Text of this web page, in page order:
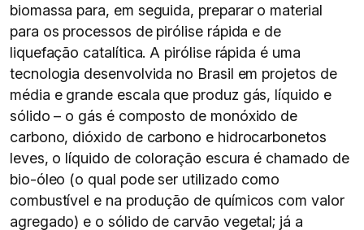
biomassa para, em seguida, preparar o material
para os processos de pirólise rápida e de
liquefação catalítica. A pirólise rápida é uma
tecnologia desenvolvida no Brasil em projetos de
média e grande escala que produz gás, líquido e
sólido – o gás é composto de monóxido de
carbono, dióxido de carbono e hidrocarbonetos
leves, o líquido de coloração escura é chamado de
bio-óleo (o qual pode ser utilizado como
combustível e na produção de químicos com valor
agregado) e o sólido de carvão vegetal; já a